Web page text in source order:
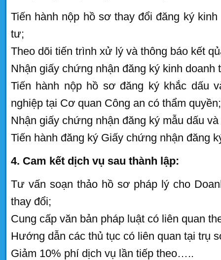
Tiến hành nộp hồ sơ thay đổi đăng ký
tư;
Theo dõi tiến trình xử lý và thông báo kết
Nhận giấy chứng nhận đăng ký kinh
Tiến hành nộp hồ sơ đăng ký khắc dấu
nghiệp tại Cơ quan Công an có thẩm quyền;
Nhận giấy chứng nhận đăng ký mẫu dấu
Tiến hành đăng ký Giấy chứng nhận đăng
4. Cam kết dịch vụ sau thành lập:
Tư vấn soạn thảo hồ sơ pháp lý cho
thay đổi;
Cung cấp văn bản pháp luật có liên quan
Hướng dẫn các thủ tục có liên quan tại trụ
Giảm 10% phí dịch vụ lần tiếp theo…..